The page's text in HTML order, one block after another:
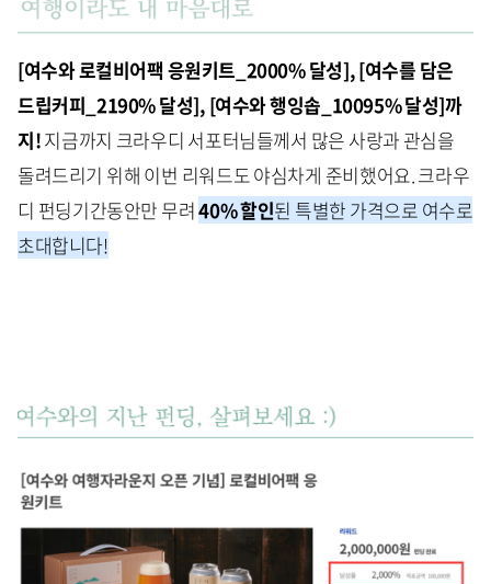
[여수와 로컬비어팩 응원키트_2000% 달성], [여수를 담은
드립커피_2190% 달성], [여수와 행잉솝_10095% 달성]까
지!지금까지 크라우디 서포터님들께서 많은 사랑과 관심을
돌려드리기 위해 이번 리워드도 야심차게 준비했어요. 크라우
디 펀딩기간동안만 무려40% 할인된 특별한 가격으로 여수로
초대합니다!